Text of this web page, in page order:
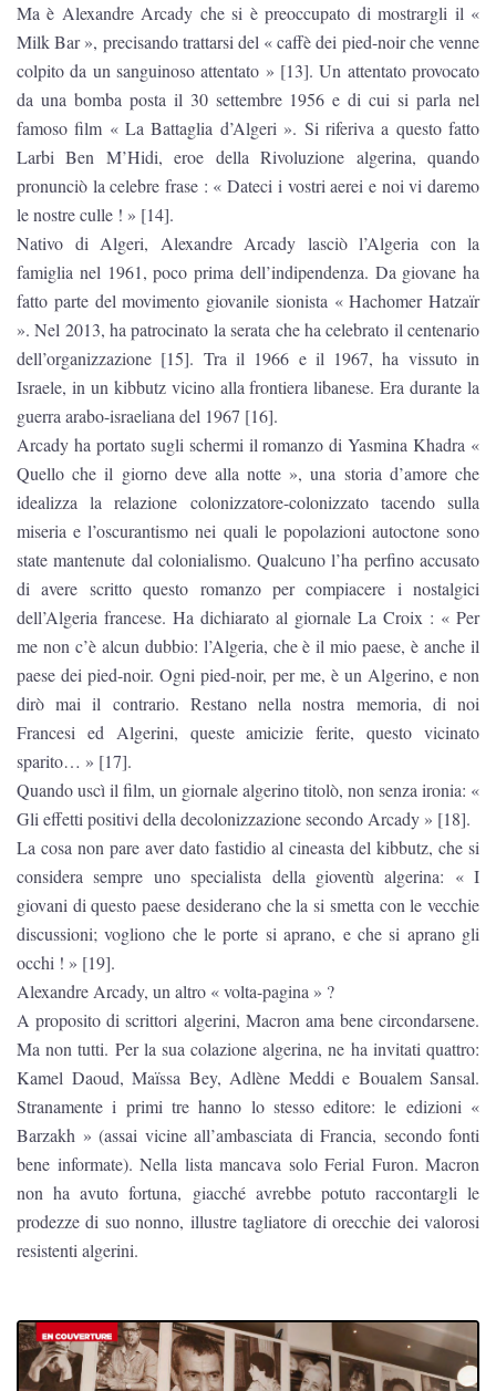
Ma è Alexandre Arcady che si è preoccupato di mostrargli il «
Milk Bar », precisando trattarsi del « caffè dei pied-noir che venne
colpito da un sanguinoso attentato » [13]. Un attentato provocato
da una bomba posta il 30 settembre 1956 e di cui si parla nel
famoso film « La Battaglia d’Algeri ». Si riferiva a questo fatto
Larbi Ben M’Hidi, eroe della Rivoluzione algerina, quando
pronunciò la celebre frase : « Dateci i vostri aerei e noi vi daremo
le nostre culle ! » [14].
Nativo di Algeri, Alexandre Arcady lasciò l’Algeria con la
famiglia nel 1961, poco prima dell’indipendenza. Da giovane ha
fatto parte del movimento giovanile sionista « Hachomer Hatzaïr
». Nel 2013, ha patrocinato la serata che ha celebrato il centenario
dell’organizzazione [15]. Tra il 1966 e il 1967, ha vissuto in
Israele, in un kibbutz vicino alla frontiera libanese. Era durante la
guerra arabo-israeliana del 1967 [16].
Arcady ha portato sugli schermi il romanzo di Yasmina Khadra «
Quello che il giorno deve alla notte », una storia d’amore che
idealizza la relazione colonizzatore-colonizzato tacendo sulla
miseria e l’oscurantismo nei quali le popolazioni autoctone sono
state mantenute dal colonialismo. Qualcuno l’ha perfino accusato
di avere scritto questo romanzo per compiacere i nostalgici
dell’Algeria francese. Ha dichiarato al giornale La Croix : « Per
me non c’è alcun dubbio: l’Algeria, che è il mio paese, è anche il
paese dei pied-noir. Ogni pied-noir, per me, è un Algerino, e non
dirò mai il contrario. Restano nella nostra memoria, di noi
Francesi ed Algerini, queste amicizie ferite, questo vicinato
sparito… » [17].
Quando uscì il film, un giornale algerino titolò, non senza ironia: «
Gli effetti positivi della decolonizzazione secondo Arcady » [18].
La cosa non pare aver dato fastidio al cineasta del kibbutz, che si
considera sempre uno specialista della gioventù algerina: « I
giovani di questo paese desiderano che la si smetta con le vecchie
discussioni; vogliono che le porte si aprano, e che si aprano gli
occhi ! » [19].
Alexandre Arcady, un altro « volta-pagina » ?
A proposito di scrittori algerini, Macron ama bene circondarsene.
Ma non tutti. Per la sua colazione algerina, ne ha invitati quattro:
Kamel Daoud, Maïssa Bey, Adlène Meddi e Boualem Sansal.
Stranamente i primi tre hanno lo stesso editore: le edizioni «
Barzakh » (assai vicine all’ambasciata di Francia, secondo fonti
bene informate). Nella lista mancava solo Ferial Furon. Macron
non ha avuto fortuna, giacché avrebbe potuto raccontargli le
prodezze di suo nonno, illustre tagliatore di orecchie dei valorosi
resistenti algerini.